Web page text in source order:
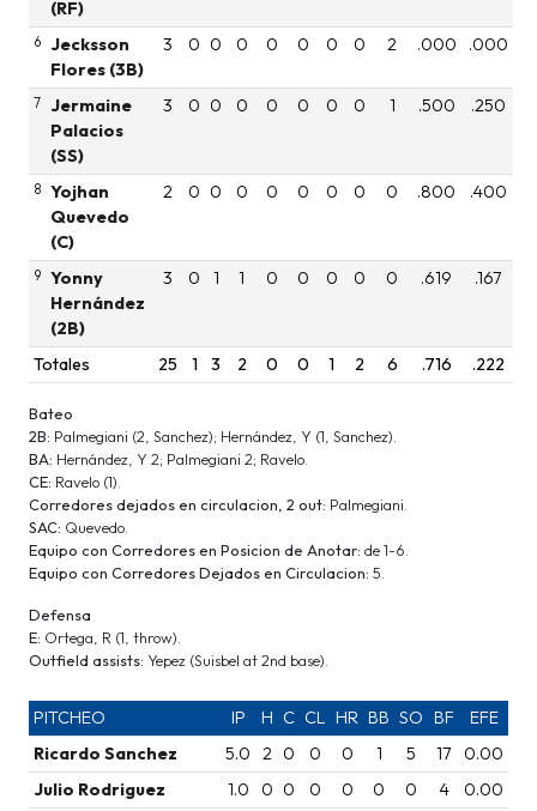
(RF)
6
Jecksson
Flores (3B)
3 0 0 0 0 0 0 0 2 .000 .000
7 Jermaine
Palacios
(SS)
3 0 0 0 0 0 0 0 1 .500 .250
8
Yojhan
Quevedo
(C)
2 0 0 0 0 0 0 0 0 .800 .400
9
Yonny
Hernández
(2B)
3 0 1 1 0 0 0 0 0 .619 .167
Totales 25 1 3 2 0 0 1 2 6 .716 .222
Bateo
2B: Palmegiani (2, Sanchez); Hernández, Y (1, Sanchez).
BA: Hernández, Y 2; Palmegiani 2; Ravelo.
CE: Ravelo (1).
Corredores dejados en circulacion, 2 out: Palmegiani.
SAC: Quevedo.
Equipo con Corredores en Posicion de Anotar: de 1-6.
Equipo con Corredores Dejados en Circulacion: 5.
Defensa
E: Ortega, R (1, throw).
Outfield assists: Yepez (Suisbel at 2nd base).
PITCHEO IP H C CL HR BB SO BF
EFE
Ricardo Sanchez
5.0 2 0 0 0 1 5 17
0.00
Julio Rodriguez
1.0 0 0 0 0 0 0 4
0.00